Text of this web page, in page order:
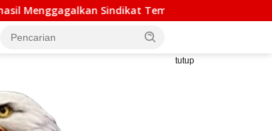
Tembakau Sintetis Seberat 995 Gram
tutup